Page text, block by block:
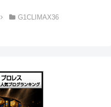
G1CLIMAX36